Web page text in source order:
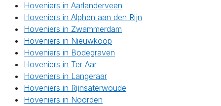
Hoveniers in Aarlanderveen
Hoveniers in Alphen aan den Rijn
Hoveniers in Zwammerdam
Hoveniers in Nieuwkoop
Hoveniers in Bodegraven
Hoveniers in Ter Aar
Hoveniers in Langeraar
Hoveniers in Rijnsaterwoude
Hoveniers in Noorden